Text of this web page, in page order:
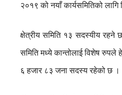
२०१९ को नयाँ कार्यसमितिको लागि
क्षेत्रीय समिति १३ सदस्यीय रहने
समिति मध्ये कान्तोलाई विशेष रुपले
६ हजार ८३ जना सदस्य रहेको छ ।